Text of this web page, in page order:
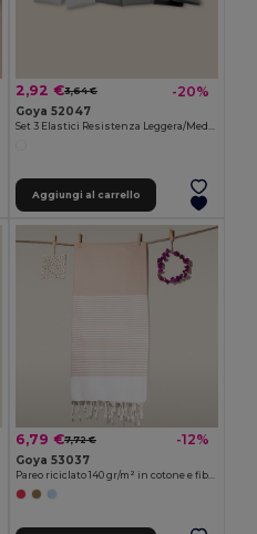
2,92 €3,64 € -20%
Goya 52047
Set 3 Elastici Resistenza Leggera/Media/Forte + Sacchetto RPET SQUAT
Aggiungi al carrello
6,79 €7,72 € -12%
Goya 53037